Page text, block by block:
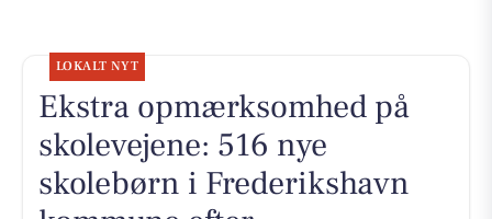
LOKALT NYT
Ekstra opmærksomhed på
skolevejene: 516 nye
skolebørn i Frederikshavn